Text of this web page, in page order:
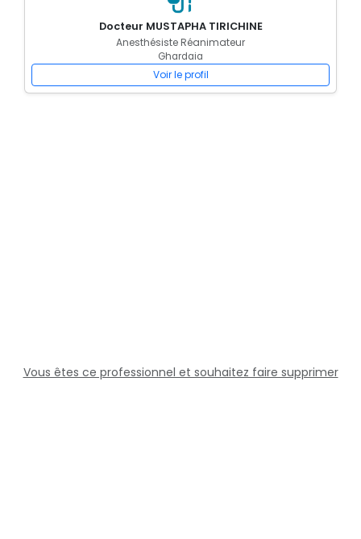
Docteur MUSTAPHA TIRICHINE
Anesthésiste Réanimateur
Ghardaia
Voir le profil
Vous êtes ce professionnel et souhaitez faire supprimer